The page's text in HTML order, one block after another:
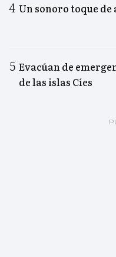
Un sonoro toque
Evacúan de
de las islas Cíes